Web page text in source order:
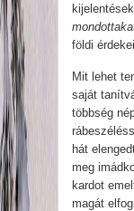
földi
Mit lehet
saját
többség
hát
meg
kardot
magát